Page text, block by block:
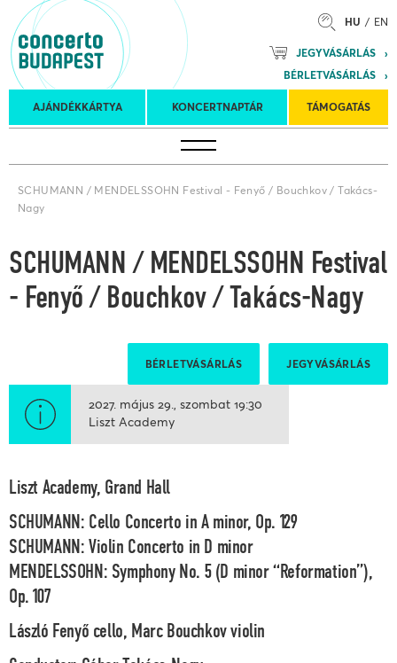
HU EN
JEGYVÁSÁRLÁS
BÉRLETVÁSÁRLÁS
AJÁNDÉKKÁRTYA KONCERTNAPTÁR TÁMOGATÁS
Koncertnaptár
turnék
Kulturális
Program
Felkéréses
koncertek
SCHUMANN / MENDELSSOHN Festival - Fenyő / Bouchkov / Takács-
Nagy
SCHUMANN / MENDELSSOHN Festival
- Fenyő / Bouchkov / Takács-Nagy
JEGYVÁSÁRLÁS
BÉRLETVÁSÁRLÁS
2027. május 29. szombat 19:30
Liszt Academy
Liszt Academy, Grand Hall
SCHUMANN: Cello Concerto in A minor, Op. 129
SCHUMANN: Violin Concerto in D minor
MENDELSSOHN: Symphony No. 5 (D minor “Reformation”),
Op. 107
László Fenyő cello, Marc Bouchkovviolin